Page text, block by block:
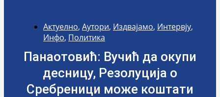
Актуелно, Аутори, Издвајамо, Интервју,
Инфо, Политика
Панаотовић: Вучић да окупи
десницу, Резолуција о
Сребреници може коштати